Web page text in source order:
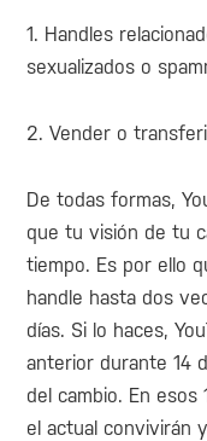
1. Handles
sexualizados o
2. Vender o
De todas formas,
que tu visión de tu
tiempo. Es por ello
handle hasta dos
días. Si lo haces,
anterior durante 14
del cambio. En
el actual convivirán